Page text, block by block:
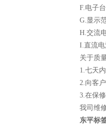
F.电子
G.显示
H.交流
I.直流电
关于质
1.七天
2.向客
3.在保
我司维
东平标